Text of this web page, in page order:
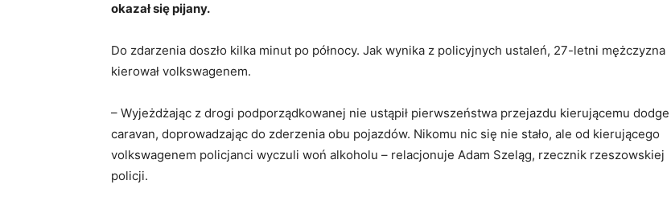
okazał się pijany.
Do zdarzenia doszło kilka minut po północy. Jak wynika z policyjnych ustaleń, 27-letni mężczyzna
kierował volkswagenem.
– Wyjeżdżając z drogi podporządkowanej nie ustąpił pierwszeństwa przejazdu kierującemu dodge
caravan, doprowadzając do zderzenia obu pojazdów. Nikomu nic się nie stało, ale od kierującego
volkswagenem policjanci wyczuli woń alkoholu – relacjonuje Adam Szeląg, rzecznik rzeszowskiej
policji.